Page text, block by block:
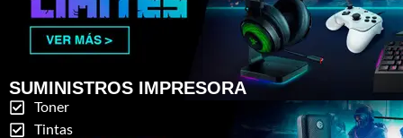
SUMINISTROS IMPRESORA
Toner
Tintas